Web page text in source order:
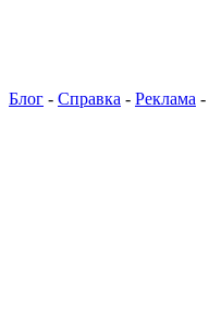
Блог - Справка - Реклама -